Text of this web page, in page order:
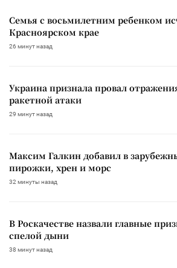
Семья с восьмилетним ребенком
Красноярском крае
26 минут назад
Украина признала провал
ракетной атаки
29 минут назад
Максим Галкин добавил в
пирожки, хрен и морс
32 минуты назад
В Роскачестве назвали главные
спелой дыни
38 минут назад